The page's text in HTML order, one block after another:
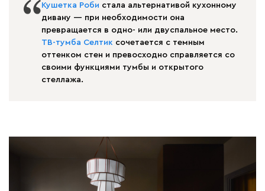
Кушетка Роби стала альтернативой кухонному
дивану — при необходимости она
превращается в одно- или двуспальное место.
ТВ-тумба Селтик сочетается с темным
оттенком стен и превосходно справляется со
своими функциями тумбы и открытого
стеллажа.